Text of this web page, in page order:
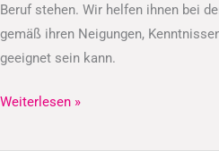
Beruf stehen. Wir helfen ihnen bei
gemäß ihren Neigungen,
geeignet sein kann.
Weiterlesen »